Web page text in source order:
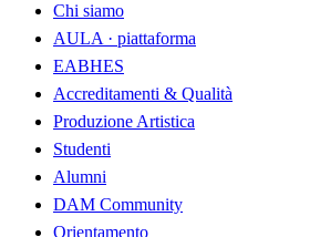
Chi siamo
AULA · piattaforma
EABHES
Accreditamenti & Qualità
Produzione Artistica
Studenti
Alumni
DAM Community
Orientamento